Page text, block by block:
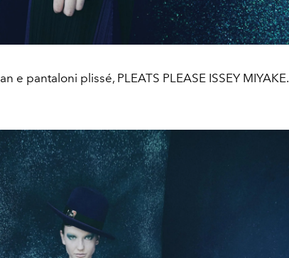
e pantaloni plissé, PLEATS PLEASE ISSEY MIYAKE.